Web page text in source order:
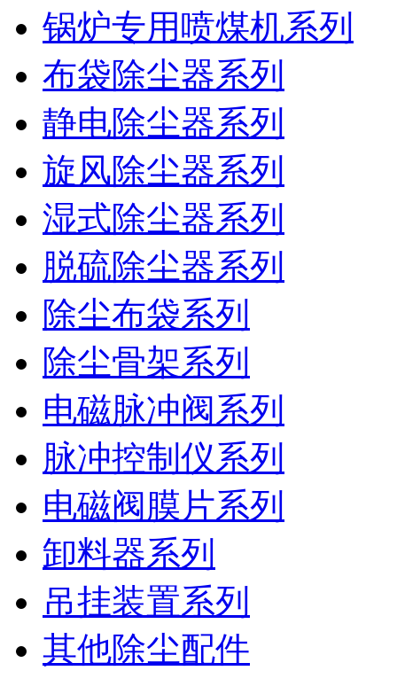
锅炉专用喷煤机系列
布袋除尘器系列
静电除尘器系列
旋风除尘器系列
湿式除尘器系列
脱硫除尘器系列
除尘布袋系列
除尘骨架系列
电磁脉冲阀系列
脉冲控制仪系列
电磁阀膜片系列
卸料器系列
吊挂装置系列
其他除尘配件